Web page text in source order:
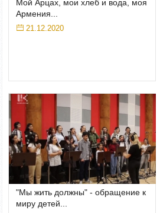
Мой Арцах, мои хлеб и вода, моя
Армения...
21.12.2020
"Мы жить должны" - обращение к
миру детей...